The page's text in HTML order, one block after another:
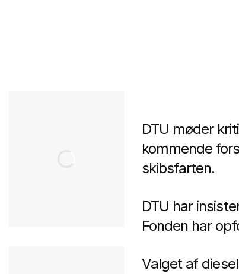
DTU møder
kommende
skibsfarten.
DTU har
Fonden har
Valget af